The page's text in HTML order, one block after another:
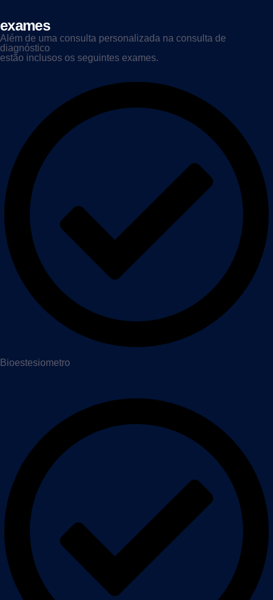
exames
Além de uma consulta personalizada na consulta de
diagnóstico
estão inclusos os seguintes exames.
Bioestesiometro